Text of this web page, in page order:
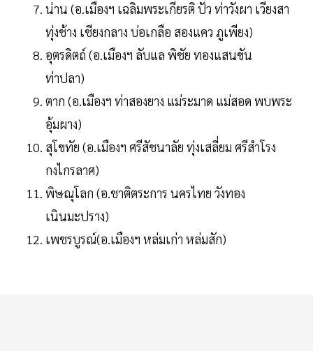
น่าน (อ.เมืองฯ เฉลิมพระเกียรติ ปัว ท่าวังผา เวียงสา
ทุ่งช้าง เชียงกลาง บ่อเกลือ สองแคว ภูเพียง)
อุตรดิตถ์ (อ.เมืองฯ ลับแล พิชัย ทองแสนขัน
ท่าปลา)
ตาก (อ.เมืองฯ ท่าสองยาง แม่ระมาด แม่สอด พบพระ
อุ้มผาง)
สุโขทัย (อ.เมืองฯ ศรีสัชนาลัย ทุ่งเสลี่ยม ศรีสำโรง
กงไกรลาศ)
พิษณุโลก (อ.ชาติตระการ นครไทย วังทอง
เนินมะปราง)
เพชรบูรณ์(อ.เมืองฯ หล่มเก่า หล่มสัก)